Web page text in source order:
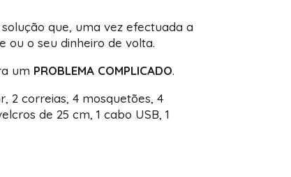
que, uma vez efectuada a
ou o seu dinheiro de volta.
um PROBLEMA COMPLICADO.
2 correias, 4 mosquetões, 4
de 25 cm, 1 cabo USB, 1